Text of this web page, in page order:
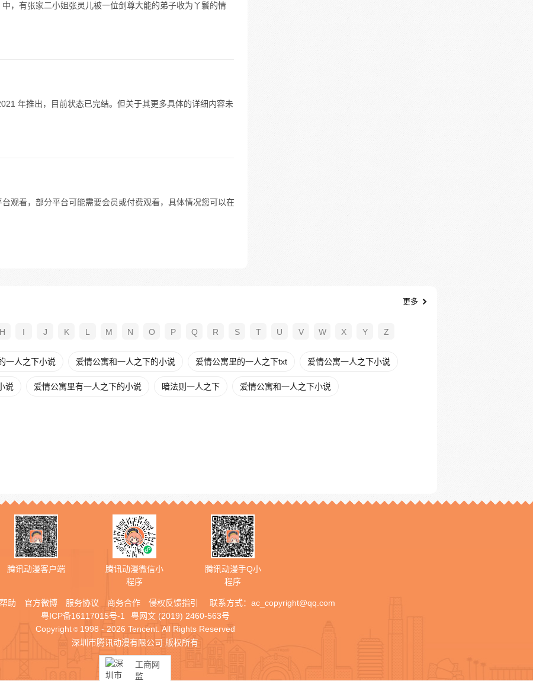
，有张家二小姐张灵儿被一位剑尊大能的弟子收为丫鬟的情
年推出，目前状态已完结。但关于其更多具体的详细内容未
观看，部分平台可能需要会员或付费观看，具体情况您可以在
更多
H I J K L M N O P Q R S T U V W X Y Z
一人之下小说 爱情公寓和一人之下的小说 爱情公寓里的一人之下txt 爱情公寓一人之下小说
说 爱情公寓里有一人之下的小说 暗法则一人之下 爱情公寓和一人之下小说
腾讯动漫客户端
腾讯动漫微信小
程序
腾讯动漫手Q小
程序
助 官方微博 服务协议 商务合作 侵权反馈指引 联系方式： ac_copyright@qq.com
粤ICP备16117015号-1
粤网文 (2019) 2460-563号
Copyright © 1998 - 2026 Tencent. All Rights Reserved
深圳市腾讯动漫有限公司 版权所有
工商网
监